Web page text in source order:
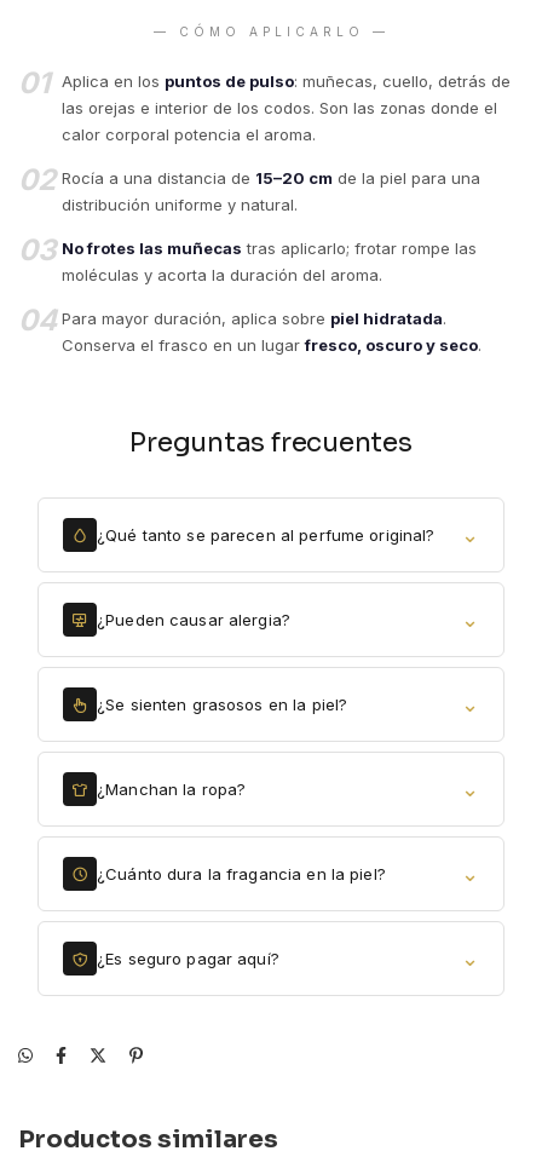
— CÓMO APLICARLO —
01 Aplica en los puntos de pulso: muñecas, cuello, detrás de
las orejas e interior de los codos. Son las zonas donde el
calor corporal potencia el aroma.
02 Rocía a una distancia de 15–20 cm de la piel para una
distribución uniforme y natural.
03 No frotes las muñecas tras aplicarlo; frotar rompe las
moléculas y acorta la duración del aroma.
04 Para mayor duración, aplica sobre piel hidratada.
Conserva el frasco en un lugarfresco, oscuro y seco.
Preguntas frecuentes
¿Qué tanto se parecen al perfume original? ⌄
¿Pueden causar alergia? ⌄
¿Se sienten grasosos en la piel? ⌄
¿Manchan la ropa? ⌄
¿Cuánto dura la fragancia en la piel? ⌄
¿Es seguro pagar aquí? ⌄
Productos similares